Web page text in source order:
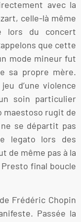
avec la
celle-là même
lors du concert
que cette
mode mineur fut
sa propre mère.
d’une violence
soin particulier
maestoso rugit de
ne se départit pas
legato lors des
de même pas à la
final boucle
Frédéric Chopin
Passée la